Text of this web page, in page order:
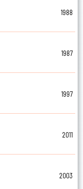
1988
1987
1997
2011
2003